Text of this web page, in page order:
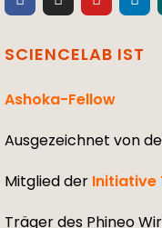
SCIENCELAB IST
Ashoka-Fellow
Ausgezeichnet von
Mitglied der Initiative
Träger des Phineo